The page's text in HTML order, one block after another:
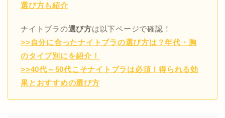
選び方も紹介
ナイトブラの選び方は以下ページで確認！
>>自分に合ったナイトブラの選び方は？年代・胸
のタイプ別にを紹介！
>>40代～50代こそナイトブラは必須！得られる効
果とおすすめの選び方